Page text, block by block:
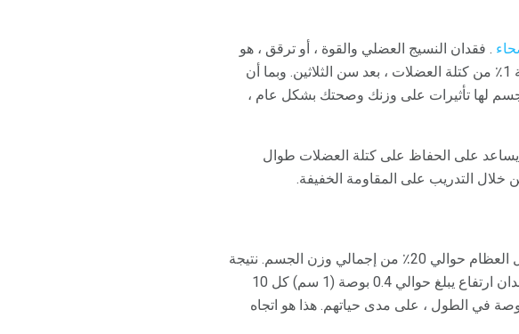
. فقدان النسيج العضلي والقوة ، أو ترقق ، هو
نتيجة لنقص النشاط الذي يتحدى نظام عضلاتك. يقدر بعض الباحثين خسارة سنوية 1٪ من كتلة العضلات ، بعد سن الثلاثين. وبما أن
لها تأثيرات على وزنك وصحتك بشكل عام ،
على الحفاظ على كتلة العضلات طوال
التدريب على المقاومة الخفيفة.
لا يمكنك فقط أن تتوسع ، ولكن يمكنك أن تصبح أقصر مع تقدمك في العمر. تشكل العظام حوالي 20٪ من إجمالي وزن الجسم. نتيجة
للتغيرات في الكتلة العظمية ، وكذلك في العضلات والمفاصل ، عادة ما يحدث فقدان ارتفاع يبلغ حوالي 0.4 بوصة (1 سم) كل 10
بعد سن 70. قد يخسر الشخص ما بين 1-3 سنوات. بوصة في الطول ، على مدى حياتهم. هذا هو اتجاه